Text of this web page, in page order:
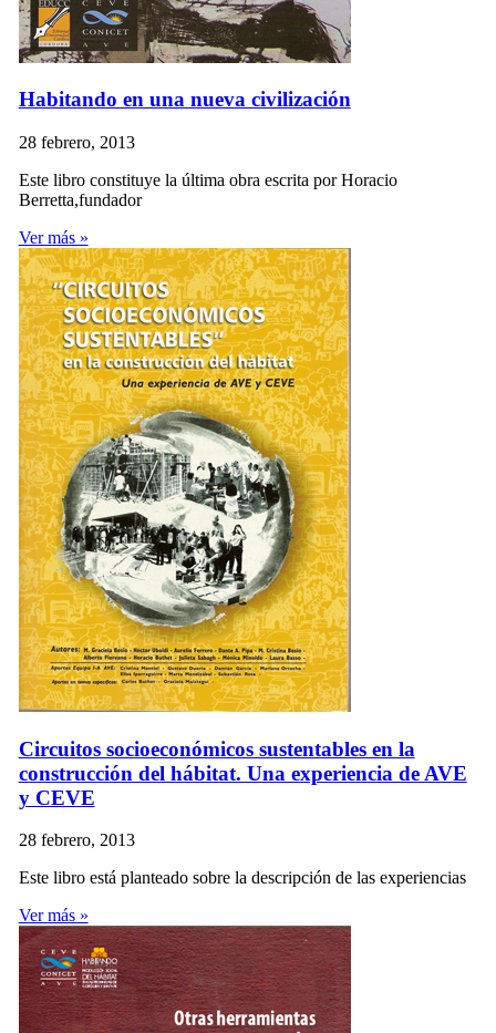
Habitando en una nueva civilización
28 febrero, 2013
Este libro constituye la última obra escrita por Horacio
Berretta,fundador
Ver más »
Circuitos socioeconómicos sustentables en la
construcción del hábitat. Una experiencia de AVE
y CEVE
28 febrero, 2013
Este libro está planteado sobre la descripción de las experiencias
Ver más »